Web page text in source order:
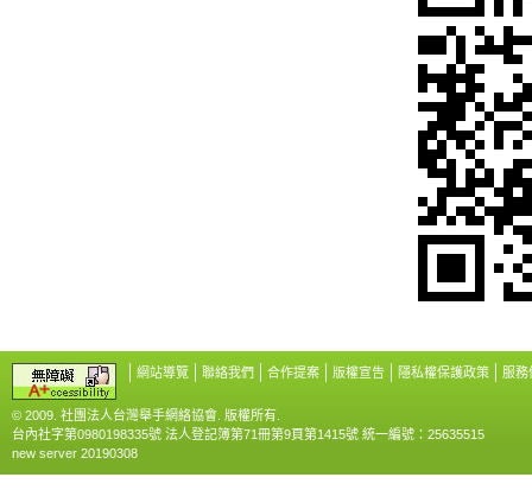
網站導覽 聯絡我們 合作提案 版權宣告 隱私權保護政策 服務
© 2009. 社團法人台灣舉手網絡協會. 版權所有.
台內社字第0980198335號 法人登記簿第71冊第9頁第1415號 統一編號：25635515
new server 20190308